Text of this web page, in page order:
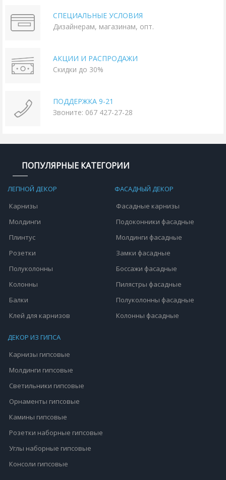
СПЕЦИАЛЬНЫЕ УСЛОВИЯ
Дизайнерам, магазинам, опт.
АКЦИИ И РАСПРОДАЖИ
Скидки до 30%
ПОДДЕРЖКА 9-21
Звоните: 067 427-27-28
ПОПУЛЯРНЫЕ КАТЕГОРИИ
ЛЕПНОЙ ДЕКОР
Карнизы
Молдинги
Плинтус
Розетки
Полуколонны
Колонны
Балки
Клей для карнизов
ФАСАДНЫЙ ДЕКОР
Фасадные карнизы
Подоконники фасадные
Молдинги фасадные
Замки фасадные
Боссажи фасадные
Пилястры фасадные
Полуколонны фасадные
Колонны фасадные
ДЕКОР ИЗ ГИПСА
Карнизы гипсовые
Молдинги гипсовые
Светильники гипсовые
Орнаменты гипсовые
Камины гипсовые
Розетки наборные гипсовые
Углы наборные гипсовые
Консоли гипсовые